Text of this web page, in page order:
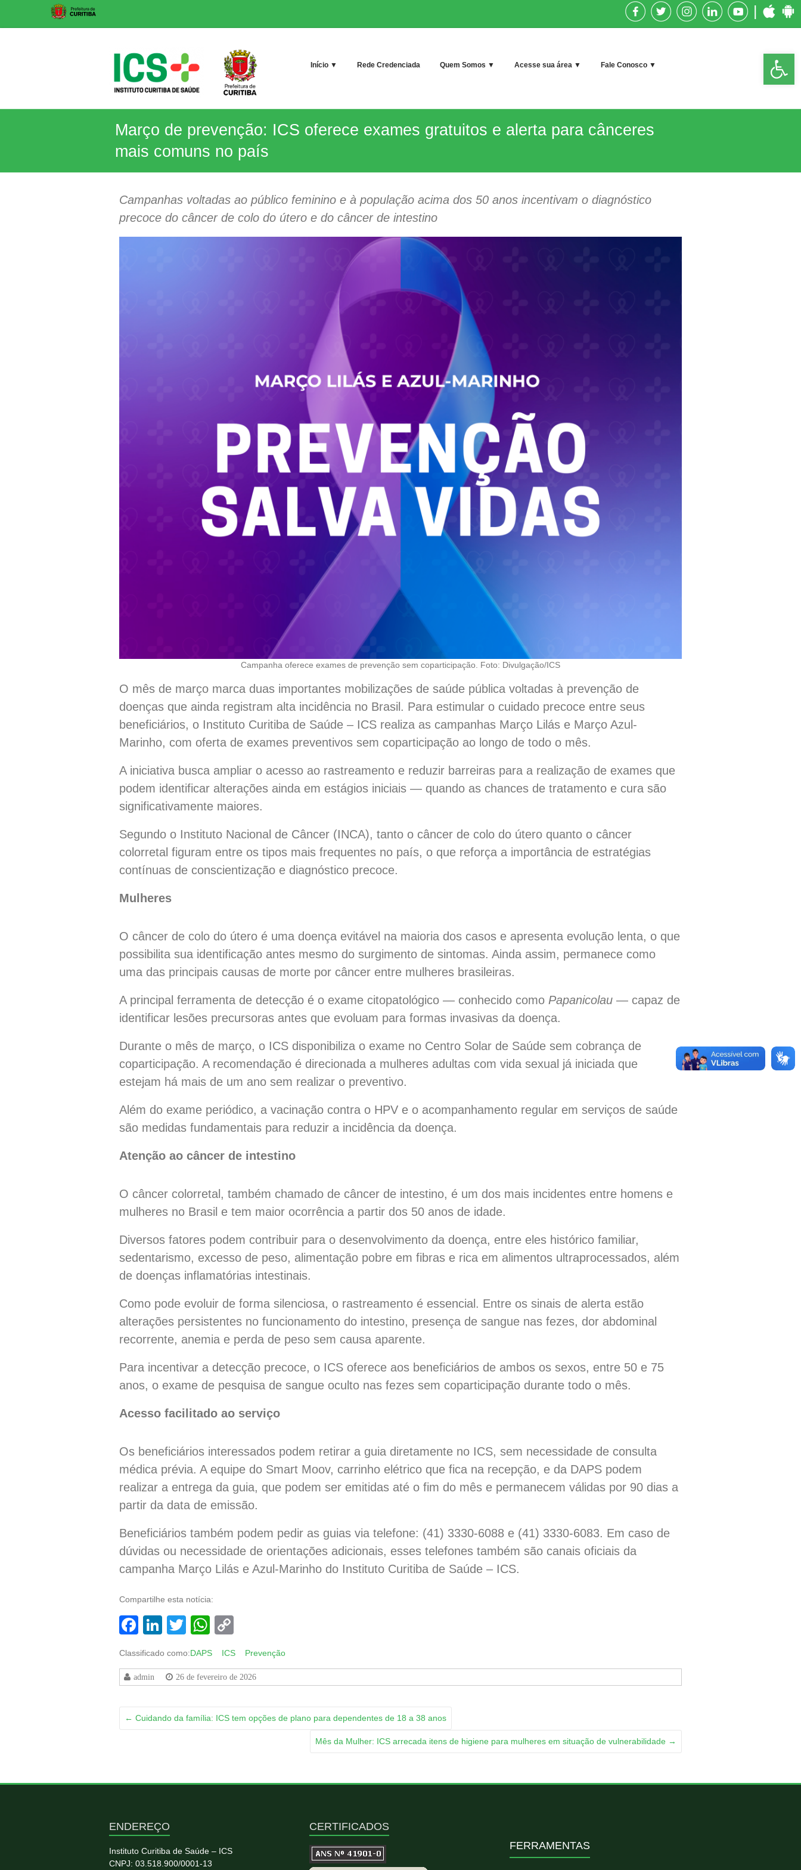
|
ICS
Instituto
Curitiba
Início ▼ Rede Credenciada Quem Somos ▼ Acesse sua área ▼ Fale Conosco ▼
Março de prevenção: ICS oferece exames gratuitos e alerta para cânceres
mais comuns no país
Campanhas voltadas ao público feminino e à população acima dos 50 anos incentivam o diagnóstico
precoce do câncer de colo do útero e do câncer de intestino
Campanha oferece exames de prevenção sem coparticipação. Foto: Divulgação/ICS
O mês de março marca duas importantes mobilizações de saúde pública voltadas à prevenção de
doenças que ainda registram alta incidência no Brasil. Para estimular o cuidado precoce entre seus
beneficiários, o Instituto Curitiba de Saúde – ICS realiza as campanhas Março Lilás e Março Azul-
Marinho, com oferta de exames preventivos sem coparticipação ao longo de todo o mês.
A iniciativa busca ampliar o acesso ao rastreamento e reduzir barreiras para a realização de exames que
podem identificar alterações ainda em estágios iniciais — quando as chances de tratamento e cura são
significativamente maiores.
Segundo o Instituto Nacional de Câncer (INCA), tanto o câncer de colo do útero quanto o câncer
colorretal figuram entre os tipos mais frequentes no país, o que reforça a importância de estratégias
contínuas de conscientização e diagnóstico precoce.
Mulheres
O câncer de colo do útero é uma doença evitável na maioria dos casos e apresenta evolução lenta, o que
possibilita sua identificação antes mesmo do surgimento de sintomas. Ainda assim, permanece como
uma das principais causas de morte por câncer entre mulheres brasileiras.
A principal ferramenta de detecção é o exame citopatológico — conhecido como Papanicolau — capaz de
identificar lesões precursoras antes que evoluam para formas invasivas da doença.
Durante o mês de março, o ICS disponibiliza o exame no Centro Solar de Saúde sem cobrança de
coparticipação. A recomendação é direcionada a mulheres adultas com vida sexual já iniciada que
estejam há mais de um ano sem realizar o preventivo.
Além do exame periódico, a vacinação contra o HPV e o acompanhamento regular em serviços de saúde
são medidas fundamentais para reduzir a incidência da doença.
Atenção ao câncer de intestino
O câncer colorretal, também chamado de câncer de intestino, é um dos mais incidentes entre homens e
mulheres no Brasil e tem maior ocorrência a partir dos 50 anos de idade.
Diversos fatores podem contribuir para o desenvolvimento da doença, entre eles histórico familiar,
sedentarismo, excesso de peso, alimentação pobre em fibras e rica em alimentos ultraprocessados, além
de doenças inflamatórias intestinais.
Como pode evoluir de forma silenciosa, o rastreamento é essencial. Entre os sinais de alerta estão
alterações persistentes no funcionamento do intestino, presença de sangue nas fezes, dor abdominal
recorrente, anemia e perda de peso sem causa aparente.
Para incentivar a detecção precoce, o ICS oferece aos beneficiários de ambos os sexos, entre 50 e 75
anos, o exame de pesquisa de sangue oculto nas fezes sem coparticipação durante todo o mês.
Acesso facilitado ao serviço
Os beneficiários interessados podem retirar a guia diretamente no ICS, sem necessidade de consulta
médica prévia. A equipe do Smart Moov, carrinho elétrico que fica na recepção, e da DAPS podem
realizar a entrega da guia, que podem ser emitidas até o fim do mês e permanecem válidas por 90 dias a
partir da data de emissão.
Beneficiários também podem pedir as guias via telefone: (41) 3330-6088 e (41) 3330-6083. Em caso de
dúvidas ou necessidade de orientações adicionais, esses telefones também são canais oficiais da
campanha Março Lilás e Azul-Marinho do Instituto Curitiba de Saúde – ICS.
Compartilhe esta notícia:
Facebook
LinkedIn
TwitterWhatsApp
Classificado como:DAPS ICS Prevenção
admin 26 de fevereiro de 2026
← Cuidando da família: ICS tem opções de plano para dependentes de 18 a 38 anos
Mês da Mulher: ICS arrecada itens de higiene para mulheres em situação de vulnerabilidade →
ENDEREÇO
Instituto Curitiba de Saúde – ICS
CNPJ: 03.518.900/0001-13
CERTIFICADOS
FERRAMENTAS